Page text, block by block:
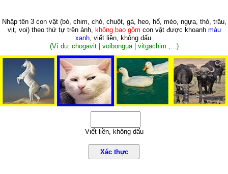
Nhập tên 3 con vật (bò, chim, chó, chuột, gà, heo, hổ, mèo, ngựa, thỏ, trâu,
vịt, voi)theo thứ tự trên ảnh, không bao gồm con vật được khoanh màu
xanh, viết liền, không dấu.
(Ví dụ: chogavit | voibongua | vitgachim ,...)
Viết liền, không dấu
Xác thực